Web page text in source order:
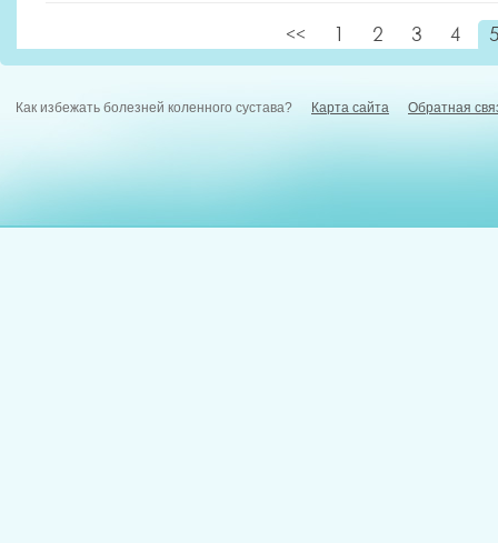
<< 2 3 4
Как избежать болезней коленного сустава? Карта сайта Обратная